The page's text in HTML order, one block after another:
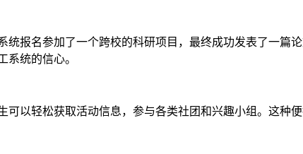
报名参加了一个跨校的科研项目，最终成功发表了一篇
系统的信心。
以轻松获取活动信息，参与各类社团和兴趣小组。这种